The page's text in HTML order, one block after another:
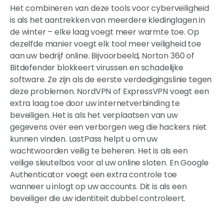
Het combineren van deze tools voor cyberveiligheid
is als het aantrekken van meerdere kledinglagen in
de winter – elke laag voegt meer warmte toe. Op
dezelfde manier voegt elk tool meer veiligheid toe
aan uw bedrijf online. Bijvoorbeeld, Norton 360 of
Bitdefender blokkeert virussen en schadelijke
software. Ze zijn als de eerste verdedigingslinie tegen
deze problemen. NordVPN of ExpressVPN voegt een
extra laag toe door uw internetverbinding te
beveiligen. Het is als het verplaatsen van uw
gegevens over een verborgen weg die hackers niet
kunnen vinden. LastPass helpt u om uw
wachtwoorden veilig te beheren. Het is als een
veilige sleutelbos voor al uw online sloten. En Google
Authenticator voegt een extra controle toe
wanneer u inlogt op uw accounts. Dit is als een
beveiliger die uw identiteit dubbel controleert.